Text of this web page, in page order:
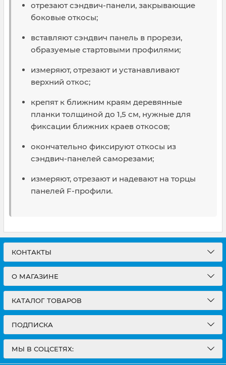
отрезают сэндвич-панели, закрывающие
боковые откосы;
вставляют сэндвич панель в прорези,
образуемые стартовыми профилями;
измеряют, отрезают и устанавливают
верхний откос;
крепят к ближним краям деревянные
планки толщиной до 1,5 см, нужные для
фиксации ближних краев откосов;
окончательно фиксируют откосы из
сэндвич-панелей саморезами;
измеряют, отрезают и надевают на торцы
панелей F-профили.
КОНТАКТЫ
О МАГАЗИНЕ
КАТАЛОГ ТОВАРОВ
ПОДПИСКА
МЫ В СОЦСЕТЯХ: